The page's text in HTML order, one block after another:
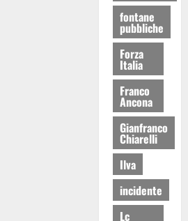
fontane
pubbliche
Forza
Italia
Franco
Ancona
Gianfranco
Chiarelli
Ilva
incidente
Lc